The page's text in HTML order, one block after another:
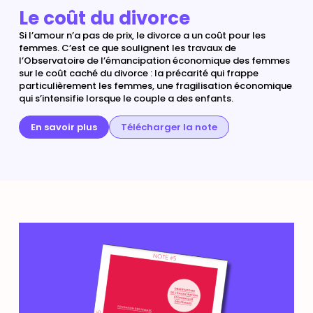
Le coût du divorce
Si l’amour n’a pas de prix, le divorce a un coût pour les
femmes. C’est ce que soulignent les travaux de
l’Observatoire de l’émancipation économique des femmes
sur le coût caché du divorce : la précarité qui frappe
particulièrement les femmes, une fragilisation économique
qui s’intensifie lorsque le couple a des enfants.
En savoir plus Télécharger la note